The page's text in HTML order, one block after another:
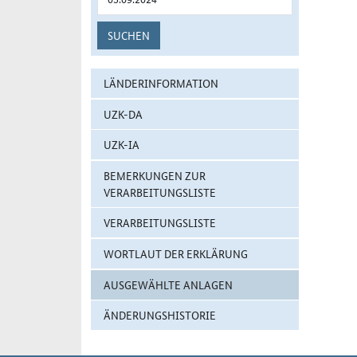
SUCHEN
LÄNDERINFORMATION
UZK-DA
UZK-IA
BEMERKUNGEN ZUR
VERARBEITUNGSLISTE
VERARBEITUNGSLISTE
WORTLAUT DER ERKLÄRUNG
AUSGEWÄHLTE ANLAGEN
ÄNDERUNGSHISTORIE